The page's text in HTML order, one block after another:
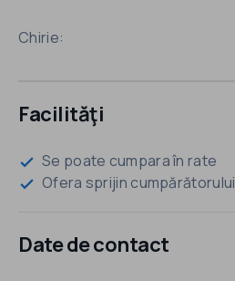
Chirie:
Facilităţi
check Se poate cumpara în rate
check Ofera sprijin cumpărătorului
Date de contact